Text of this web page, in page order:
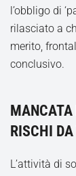
l’obbligo di
rilasciato a
merito,
conclusivo.
RISCHI
L’attività di